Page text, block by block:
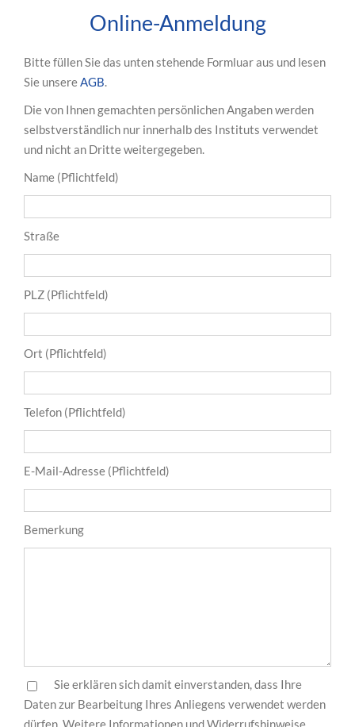
Online-Anmeldung
Bitte füllen Sie das unten stehende Formluar aus und lesen
Sie unsereAGB.
Die von Ihnen gemachten persönlichen Angaben werden
selbstverständlich nur innerhalb des Instituts verwendet
und nicht an Dritte weitergegeben.
Name (Pflichtfeld)
Straße
PLZ (Pflichtfeld)
Ort (Pflichtfeld)
Telefon (Pflichtfeld)
E-Mail-Adresse (Pflichtfeld)
Bemerkung
Sie erklären sich damit einverstanden, dass Ihre
Daten zur Bearbeitung Ihres Anliegens verwendet werden
dürfen. Weitere Informationen und Widerrufshinweise